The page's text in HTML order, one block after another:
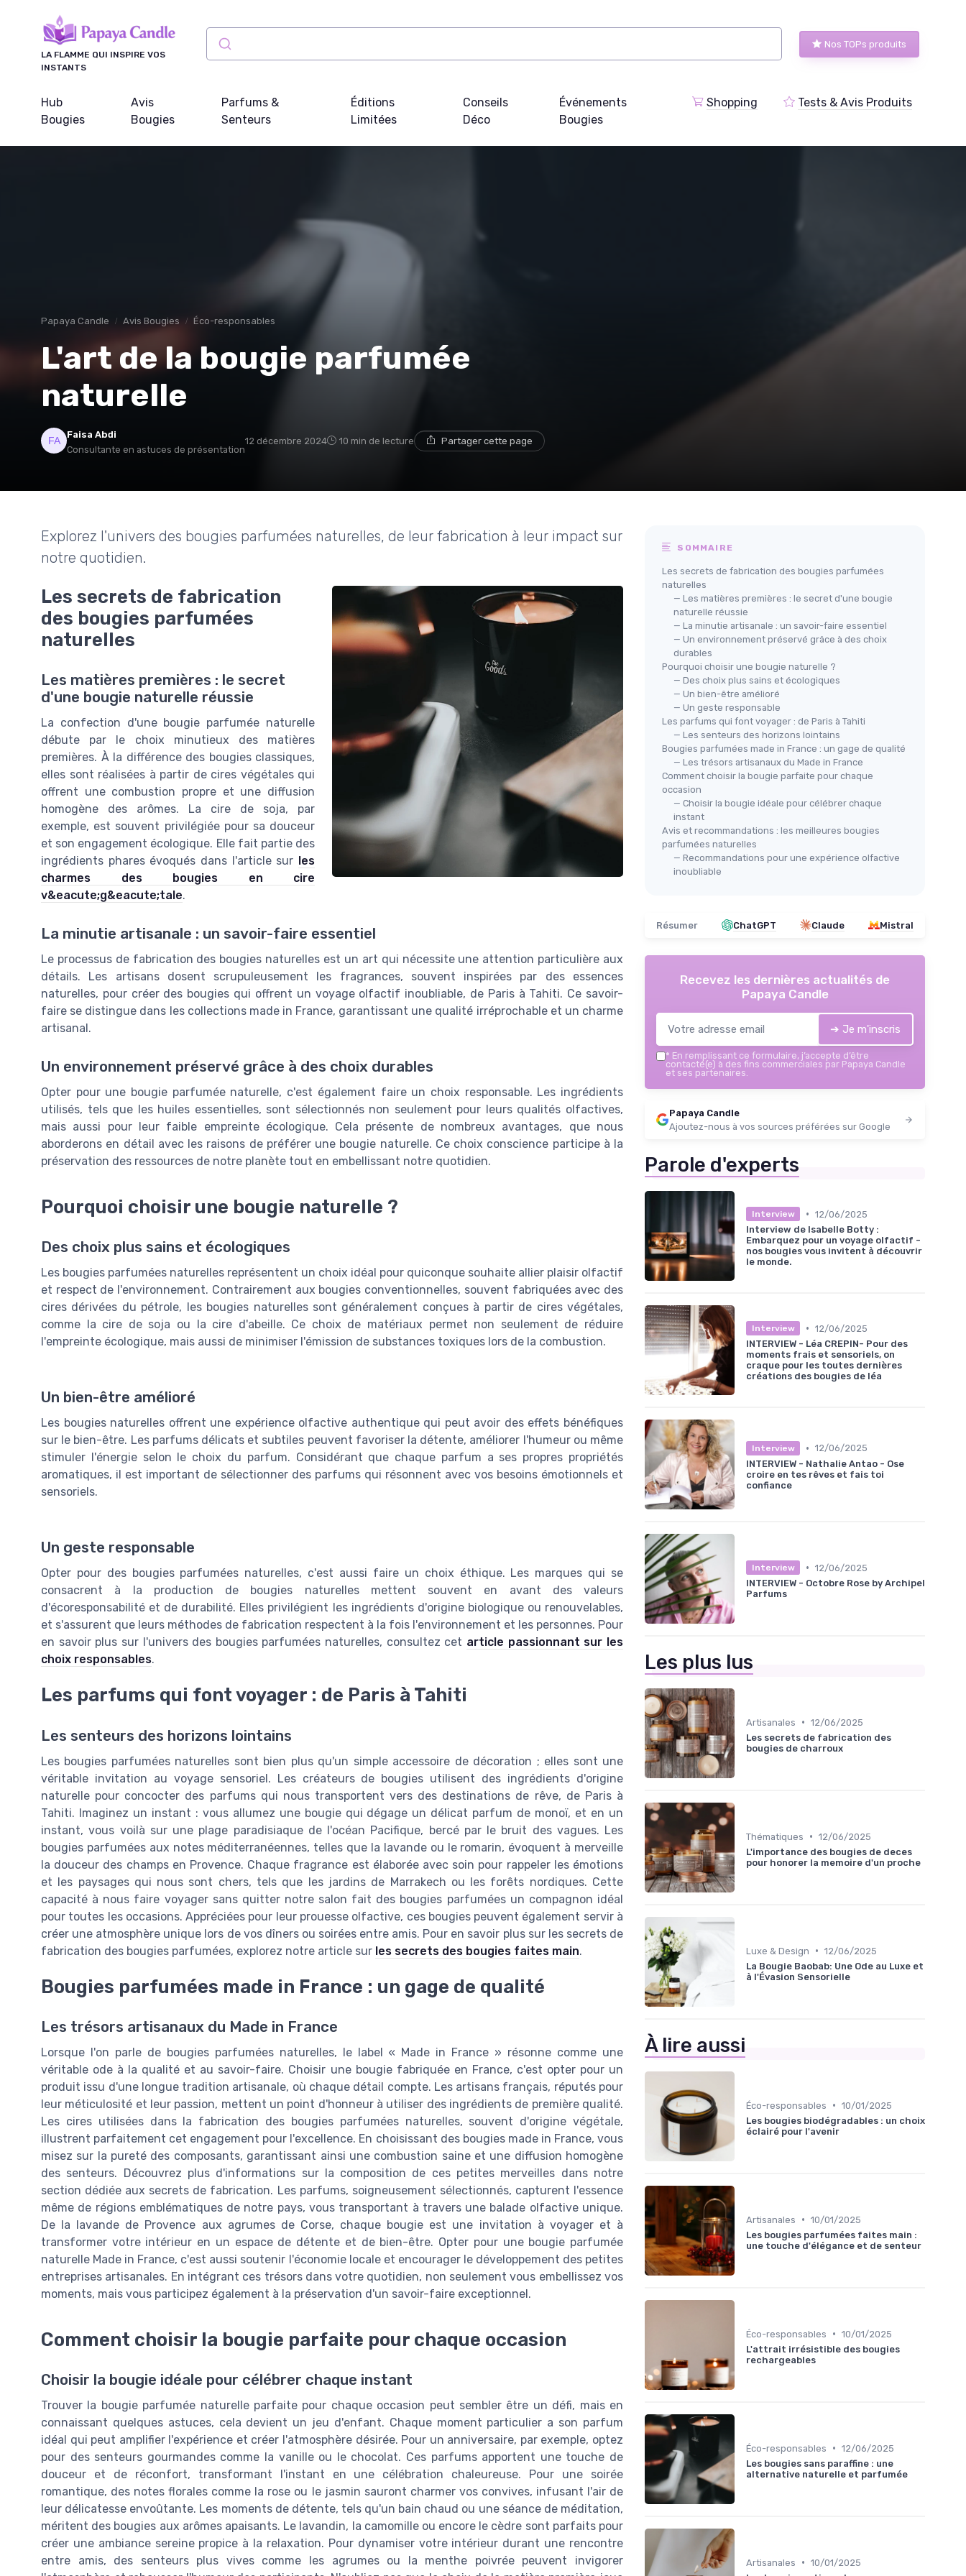
LA FLAMME QUI INSPIRE VOS
INSTANTS
Nos TOPs produits
Hub
Bougies
Avis
Bougies
Parfums &
Senteurs
Éditions
Limitées
Conseils
Déco
Événements
Bougies
Shopping Tests & Avis Produits
Papaya Candle Avis Bougies Éco-responsables
L'art de la bougie parfumée
naturelle
Faisa Abdi
Consultante en astuces de présentation
12 décembre 2024 10 min de lecture Partager cette page
Explorez l'univers des bougies parfumées naturelles, de leur fabrication à leur impact sur
notre quotidien.
Les secrets de fabrication
des bougies parfumées
naturelles
Les matières premières : le secret
d'une bougie naturelle réussie
La confection d'une bougie parfumée naturelle
débute par le choix minutieux des matières
premières. À la différence des bougies classiques,
elles sont réalisées à partir de cires végétales qui
offrent une combustion propre et une diffusion
homogène des arômes. La cire de soja, par
exemple, est souvent privilégiée pour sa douceur
et son engagement écologique. Elle fait partie des
ingrédients phares évoqués dans l'article sur les
charmes des bougies en cire
v&eacute;g&eacute;tale.
La minutie artisanale : un savoir-faire essentiel
Le processus de fabrication des bougies naturelles est un art qui nécessite une attention particulière aux
détails. Les artisans dosent scrupuleusement les fragrances, souvent inspirées par des essences
naturelles, pour créer des bougies qui offrent un voyage olfactif inoubliable, de Paris à Tahiti. Ce savoir-
faire se distingue dans les collections made in France, garantissant une qualité irréprochable et un charme
artisanal.
Un environnement préservé grâce à des choix durables
Opter pour une bougie parfumée naturelle, c'est également faire un choix responsable. Les ingrédients
utilisés, tels que les huiles essentielles, sont sélectionnés non seulement pour leurs qualités olfactives,
mais aussi pour leur faible empreinte écologique. Cela présente de nombreux avantages, que nous
aborderons en détail avec les raisons de préférer une bougie naturelle. Ce choix conscience participe à la
préservation des ressources de notre planète tout en embellissant notre quotidien.
Pourquoi choisir une bougie naturelle ?
Des choix plus sains et écologiques
Les bougies parfumées naturelles représentent un choix idéal pour quiconque souhaite allier plaisir olfactif
et respect de l'environnement. Contrairement aux bougies conventionnelles, souvent fabriquées avec des
cires dérivées du pétrole, les bougies naturelles sont généralement conçues à partir de cires végétales,
comme la cire de soja ou la cire d'abeille. Ce choix de matériaux permet non seulement de réduire
l'empreinte écologique, mais aussi de minimiser l'émission de substances toxiques lors de la combustion.
Un bien-être amélioré
Les bougies naturelles offrent une expérience olfactive authentique qui peut avoir des effets bénéfiques
sur le bien-être. Les parfums délicats et subtiles peuvent favoriser la détente, améliorer l'humeur ou même
stimuler l'énergie selon le choix du parfum. Considérant que chaque parfum a ses propres propriétés
aromatiques, il est important de sélectionner des parfums qui résonnent avec vos besoins émotionnels et
sensoriels.
Un geste responsable
Opter pour des bougies parfumées naturelles, c'est aussi faire un choix éthique. Les marques qui se
consacrent à la production de bougies naturelles mettent souvent en avant des valeurs
d'écoresponsabilité et de durabilité. Elles privilégient les ingrédients d'origine biologique ou renouvelables,
et s'assurent que leurs méthodes de fabrication respectent à la fois l'environnement et les personnes. Pour
en savoir plus sur l'univers des bougies parfumées naturelles, consultez cet article passionnant sur les
choix responsables.
Les parfums qui font voyager : de Paris à Tahiti
Les senteurs des horizons lointains
Les bougies parfumées naturelles sont bien plus qu'un simple accessoire de décoration ; elles sont une
véritable invitation au voyage sensoriel. Les créateurs de bougies utilisent des ingrédients d'origine
naturelle pour concocter des parfums qui nous transportent vers des destinations de rêve, de Paris à
Tahiti. Imaginez un instant : vous allumez une bougie qui dégage un délicat parfum de monoï, et en un
instant, vous voilà sur une plage paradisiaque de l'océan Pacifique, bercé par le bruit des vagues. Les
bougies parfumées aux notes méditerranéennes, telles que la lavande ou le romarin, évoquent à merveille
la douceur des champs en Provence. Chaque fragrance est élaborée avec soin pour rappeler les émotions
et les paysages qui nous sont chers, tels que les jardins de Marrakech ou les forêts nordiques. Cette
capacité à nous faire voyager sans quitter notre salon fait des bougies parfumées un compagnon idéal
pour toutes les occasions. Appréciées pour leur prouesse olfactive, ces bougies peuvent également servir à
créer une atmosphère unique lors de vos dîners ou soirées entre amis. Pour en savoir plus sur les secrets de
fabrication des bougies parfumées, explorez notre article sur les secrets des bougies faites main.
Bougies parfumées made in France : un gage de qualité
Les trésors artisanaux du Made in France
Lorsque l'on parle de bougies parfumées naturelles, le label « Made in France » résonne comme une
véritable ode à la qualité et au savoir-faire. Choisir une bougie fabriquée en France, c'est opter pour un
produit issu d'une longue tradition artisanale, où chaque détail compte. Les artisans français, réputés pour
leur méticulosité et leur passion, mettent un point d'honneur à utiliser des ingrédients de première qualité.
Les cires utilisées dans la fabrication des bougies parfumées naturelles, souvent d'origine végétale,
illustrent parfaitement cet engagement pour l'excellence. En choisissant des bougies made in France, vous
misez sur la pureté des composants, garantissant ainsi une combustion saine et une diffusion homogène
des senteurs. Découvrez plus d'informations sur la composition de ces petites merveilles dans notre
section dédiée aux secrets de fabrication. Les parfums, soigneusement sélectionnés, capturent l'essence
même de régions emblématiques de notre pays, vous transportant à travers une balade olfactive unique.
De la lavande de Provence aux agrumes de Corse, chaque bougie est une invitation à voyager et à
transformer votre intérieur en un espace de détente et de bien-être. Opter pour une bougie parfumée
naturelle Made in France, c'est aussi soutenir l'économie locale et encourager le développement des petites
entreprises artisanales. En intégrant ces trésors dans votre quotidien, non seulement vous embellissez vos
moments, mais vous participez également à la préservation d'un savoir-faire exceptionnel.
Comment choisir la bougie parfaite pour chaque occasion
Choisir la bougie idéale pour célébrer chaque instant
Trouver la bougie parfumée naturelle parfaite pour chaque occasion peut sembler être un défi, mais en
connaissant quelques astuces, cela devient un jeu d'enfant. Chaque moment particulier a son parfum
idéal qui peut amplifier l'expérience et créer l'atmosphère désirée. Pour un anniversaire, par exemple, optez
pour des senteurs gourmandes comme la vanille ou le chocolat. Ces parfums apportent une touche de
douceur et de réconfort, transformant l'instant en une célébration chaleureuse. Pour une soirée
romantique, des notes florales comme la rose ou le jasmin sauront charmer vos convives, infusant l'air de
leur délicatesse envoûtante. Les moments de détente, tels qu'un bain chaud ou une séance de méditation,
méritent des bougies aux arômes apaisants. Le lavandin, la camomille ou encore le cèdre sont parfaits pour
créer une ambiance sereine propice à la relaxation. Pour dynamiser votre intérieur durant une rencontre
entre amis, des senteurs plus vives comme les agrumes ou la menthe poivrée peuvent invigorer
SOMMAIRE
Les secrets de fabrication des bougies parfumées
naturelles
— Les matières premières : le secret d'une bougie
naturelle réussie
— La minutie artisanale : un savoir-faire essentiel
— Un environnement préservé grâce à des choix
durables
Pourquoi choisir une bougie naturelle ?
— Des choix plus sains et écologiques
— Un bien-être amélioré
— Un geste responsable
Les parfums qui font voyager : de Paris à Tahiti
— Les senteurs des horizons lointains
Bougies parfumées made in France : un gage de qualité
— Les trésors artisanaux du Made in France
Comment choisir la bougie parfaite pour chaque
occasion
— Choisir la bougie idéale pour célébrer chaque
instant
Avis et recommandations : les meilleures bougies
parfumées naturelles
— Recommandations pour une expérience olfactive
inoubliable
Résumer ChatGPT Claude Mistral
Recevez les dernières actualités de
Papaya Candle
➔ Je m'inscris
* En remplissant ce formulaire, j’accepte d’être
contacté(e) à des fins commerciales par Papaya Candle
et ses partenaires.
Papaya Candle
Ajoutez-nous à vos sources préférées sur Google
Parole d'experts
Interview • 12/06/2025
Interview de Isabelle Botty :
Embarquez pour un voyage olfactif -
nos bougies vous invitent à découvrir
le monde.
Interview • 12/06/2025
INTERVIEW - Léa CREPIN- Pour des
moments frais et sensoriels, on
craque pour les toutes dernières
créations des bougies de léa
Interview • 12/06/2025
INTERVIEW - Nathalie Antao - Ose
croire en tes rêves et fais toi
confiance
Interview • 12/06/2025
INTERVIEW - Octobre Rose by Archipel
Parfums
Les plus lus
Artisanales • 12/06/2025
Les secrets de fabrication des
bougies de charroux
Thématiques • 12/06/2025
L'importance des bougies de deces
pour honorer la memoire d'un proche
Luxe & Design • 12/06/2025
La Bougie Baobab: Une Ode au Luxe et
à l'Évasion Sensorielle
À lire aussi
Éco-responsables • 10/01/2025
Les bougies biodégradables : un choix
éclairé pour l'avenir
Artisanales • 10/01/2025
Les bougies parfumées faites main :
une touche d'élégance et de senteur
Éco-responsables • 10/01/2025
L'attrait irrésistible des bougies
rechargeables
Éco-responsables • 12/06/2025
Les bougies sans paraffine : une
alternative naturelle et parfumée
Artisanales • 10/01/2025